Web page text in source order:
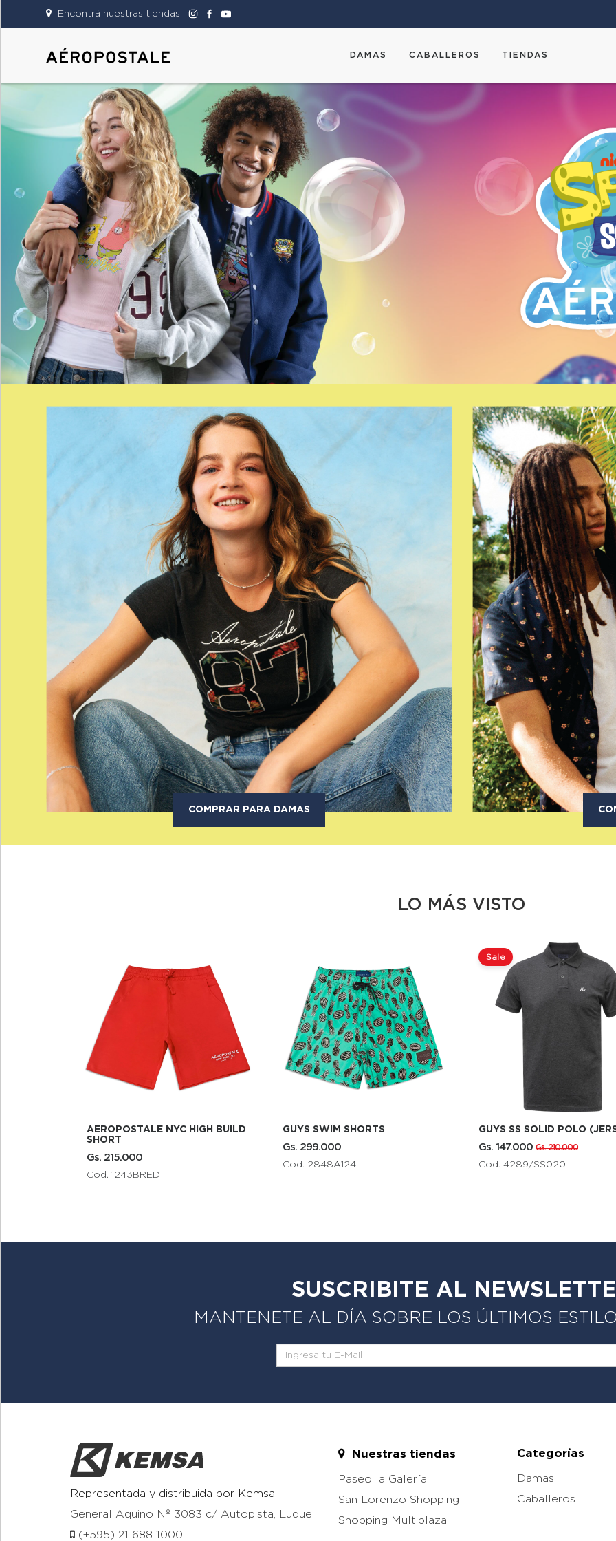
Encontrá nuestras tiendas
CABALLEROS
TIENDAS
DAMAS CABALLEROS TIENDAS
COMPRAR PARA DAMAS
LO MÁS VISTO
GUYS SWIM SHORTS GUYS SS SOLID POLO (JERSEY)
Gs. 147.000Gs. 210.000
Cod. 4289/SS020
AERO GIRLS SUNGLASSES
Gs. 105.000
Cod. 3778BROWN
SUSCRIBITE AL
MANTENETE AL DÍA SOBRE LOS ÚLTIMOS
Representada y distribuida por Kemsa.
General Aquino Nº 3083 c/ Autopista, Luque.
(+595) 21 688 1000
Nuestras tiendas
Paseo la Galería
San Lorenzo Shopping
Shopping Multiplaza
Categorías
Damas
Caballeros